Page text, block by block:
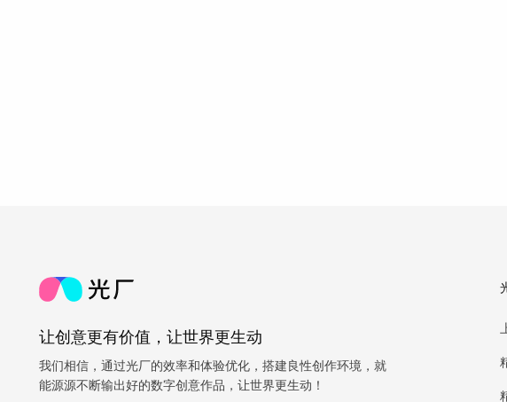
让创意更有价值，让世界更生动
我们相信，通过光厂的效率和体验优化，搭建良性创作环境，就
能源源不断输出好的数字创意作品，让世界更生动！